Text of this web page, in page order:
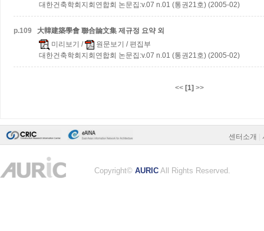
대한건축학회지회연합회 논문집:v.07 n.01 (통권21호) (2005-02)
p.109
大韓建築學會 聯合論文集 제규정 요약 외
미리보기 / 원문보기 / 편집부
대한건축학회지회연합회 논문집:v.07 n.01 (통권21호) (2005-02)
<< [1] >>
센터소개
Copyright© AURIC All Rights Reserved.